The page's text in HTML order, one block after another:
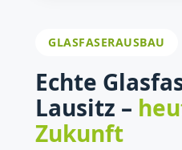
GLASFASERAUSBAU
Echte
Lausitz –
Zukunft